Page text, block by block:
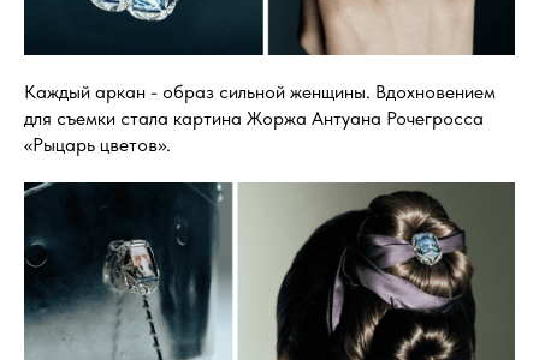
Каждый аркан - образ сильной женщины. Вдохновением
для съемки стала картина Жоржа Антуана Рочегросса
«Рыцарь цветов».